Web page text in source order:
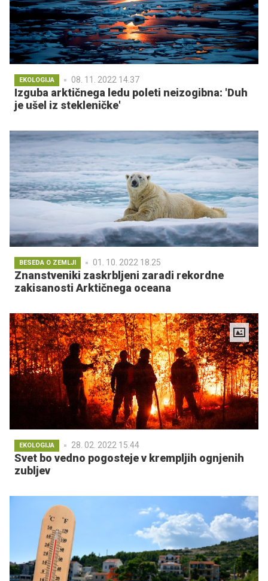
EKOLOGIJA 08. 11. 2022 14.37
Izguba arktičnega ledu poleti neizogibna: 'Duh
je ušel iz stekleničke'
BESEDA O ZEMLJI 01. 10. 2022 18.25
Znanstveniki zaskrbljeni zaradi rekordne
zakisanosti Arktičnega oceana
EKOLOGIJA 28. 02. 2022 15.44
Svet bo vedno pogosteje v krempljih ognjenih
zubljev